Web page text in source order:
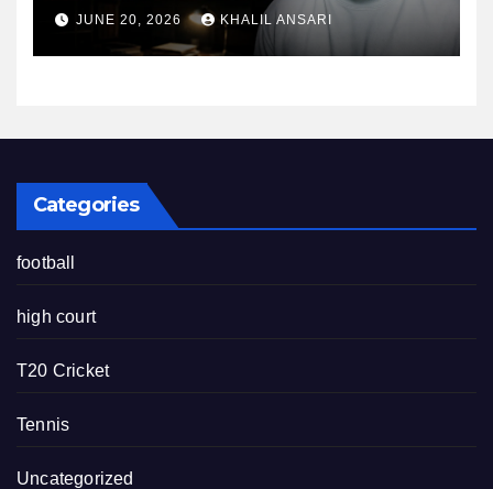
तैयारी के माहौल पर फिर उठे सवाल
JUNE 20, 2026 KHALIL ANSARI
Categories
football
high court
T20 Cricket
Tennis
Uncategorized